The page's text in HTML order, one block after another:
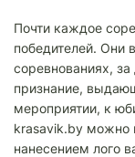
Почти каждое
победителей. Они
соревнованиях,
признание,
мероприятии, к
krasavik.by можно
нанесением лого